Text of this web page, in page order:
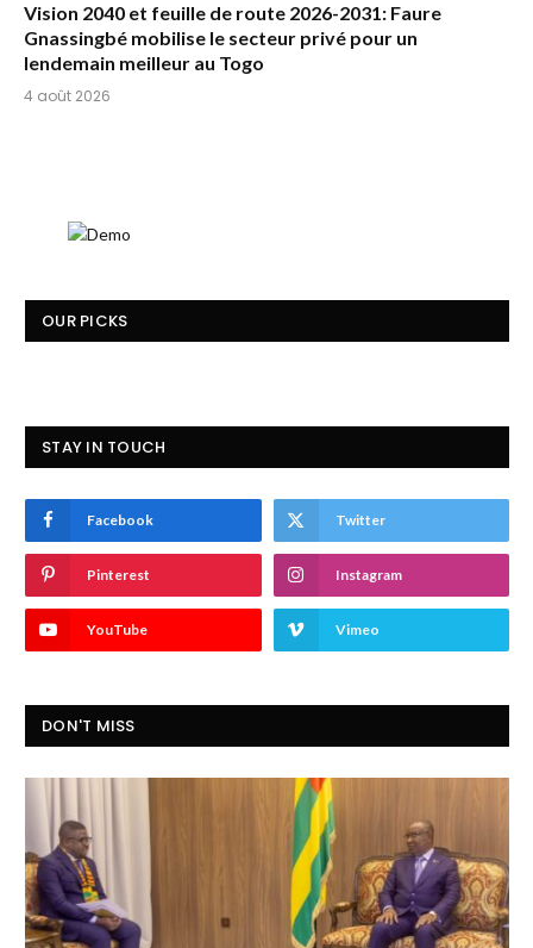
Vision 2040 et feuille de route 2026-2031: Faure
Gnassingbé mobilise le secteur privé pour un
lendemain meilleur au Togo
4 août 2026
OUR PICKS
STAY IN TOUCH
Facebook Twitter
Pinterest Instagram
YouTube Vimeo
DON'T MISS